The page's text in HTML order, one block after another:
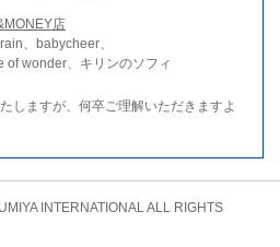
店
、babycheer、
wonder、キリンのソフィ
しますが、何卒ご理解いただきますよ